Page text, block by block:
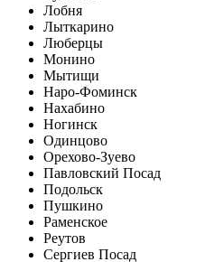
Лобня
Лыткарино
Люберцы
Монино
Мытищи
Наро-Фоминск
Нахабино
Ногинск
Одинцово
Орехово-Зуево
Павловский Посад
Подольск
Пушкино
Раменское
Реутов
Сергиев Посад